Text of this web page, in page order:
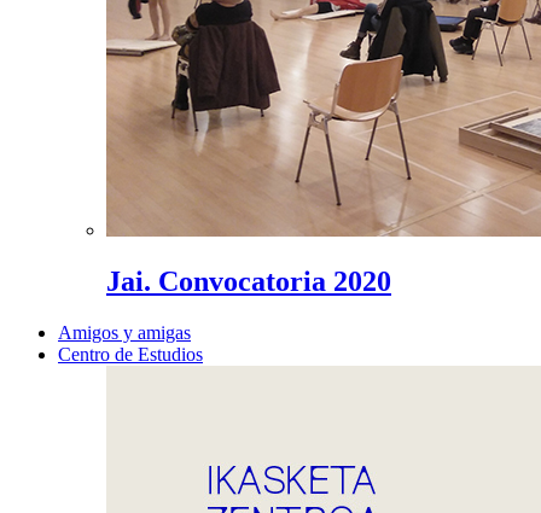
Jai. Convocatoria 2020
Amigos y amigas
Centro de Estudios